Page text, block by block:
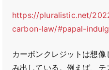
https://pluralistic.net/
carbon-law/#papal-
カーボンクレジットは想
み出している。例えば、